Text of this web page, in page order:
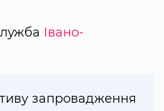
Івано-
запровадження